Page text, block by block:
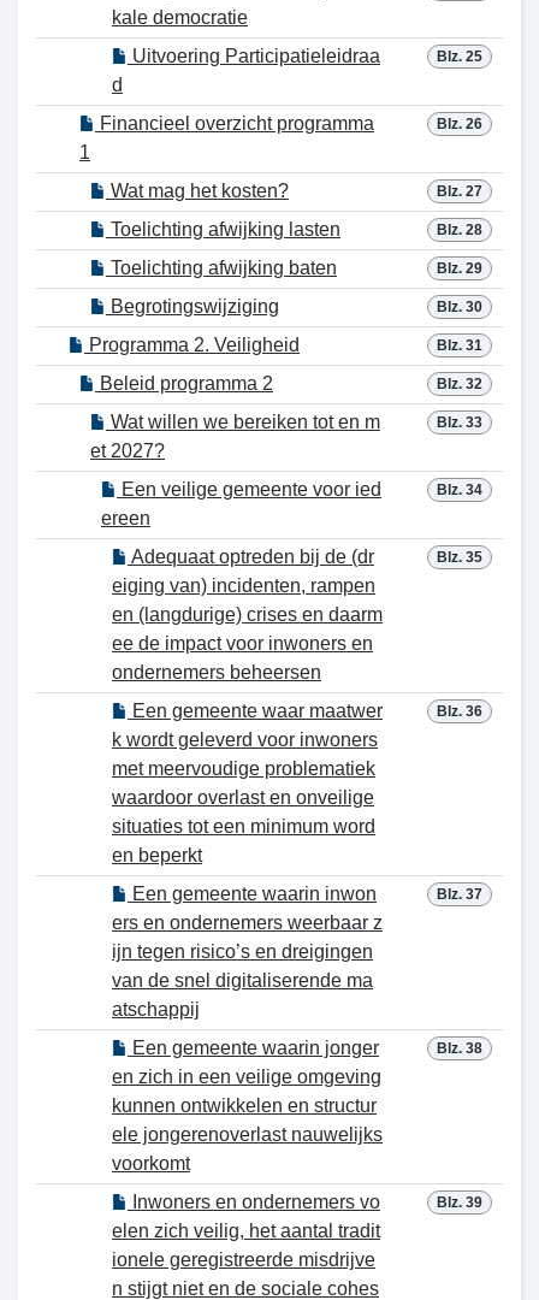
kale democratie
Blz. 25
Uitvoering Participatieleidraa
d
Blz. 26
Financieel overzicht programma
1
Blz. 27
Wat mag het kosten?
Blz. 28
Toelichting afwijking lasten
Blz. 29
Toelichting afwijking baten
Blz. 30
Begrotingswijziging
Blz. 31
Programma 2. Veiligheid
Blz. 32
Beleid programma 2
Blz. 33
Wat willen we bereiken tot en m
et 2027?
Blz. 34
Een veilige gemeente voor ied
ereen
Blz. 35
Adequaat optreden bij de (dr
eiging van) incidenten, rampen
en (langdurige) crises en daarm
ee de impact voor inwoners en
ondernemers beheersen
Blz. 36
Een gemeente waar maatwer
k wordt geleverd voor inwoners
met meervoudige problematiek
waardoor overlast en onveilige
situaties tot een minimum word
en beperkt
Blz. 37
Een gemeente waarin inwon
ers en ondernemers weerbaar z
ijn tegen risico’s en dreigingen
van de snel digitaliserende ma
atschappij
Blz. 38
Een gemeente waarin jonger
en zich in een veilige omgeving
kunnen ontwikkelen en structur
ele jongerenoverlast nauwelijks
voorkomt
Blz. 39
Inwoners en ondernemers vo
elen zich veilig, het aantal tradit
ionele geregistreerde misdrijve
n stijgt niet en de sociale cohes